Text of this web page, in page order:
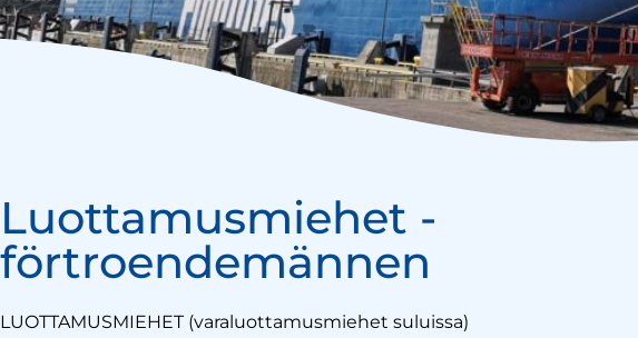
Luottamusmiehet -
förtroendemännen
LUOTTAMUSMIEHET (varaluottamusmiehet suluissa)